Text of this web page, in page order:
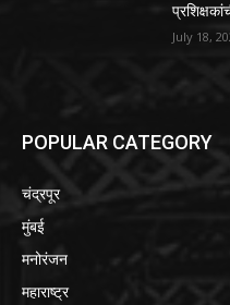
July 18,
POPULAR CATEGORY
चंद्रपूर
मुंबई
मनोरंजन
महाराष्ट्र